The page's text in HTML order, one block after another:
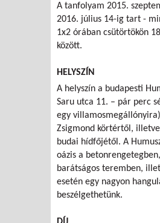
A tanfolyam 2015.
2016. július 14-ig tart -
1x2 órában csütörtökön
között.
HELYSZÍN
A helyszín a budapesti
Saru utca 11. – pár perc
egy
Zsigmond körtértől,
budai hídfőjétől. A
oázis a
barátságos teremben,
esetén egy nagyon
beszélgethetünk.